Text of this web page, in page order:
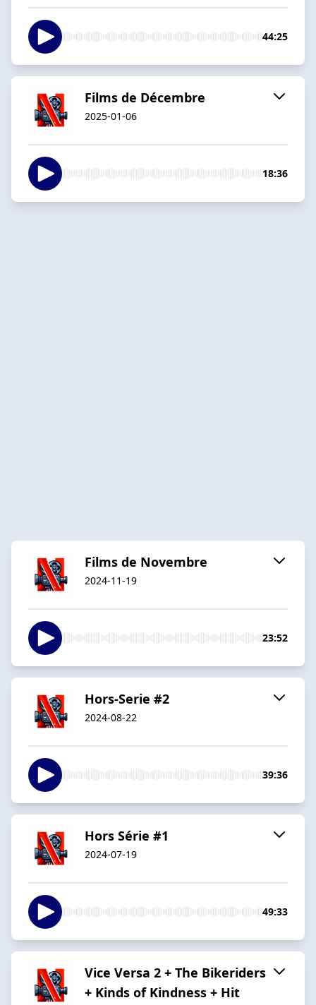
44:25
Films de Décembre
2025-01-06
18:36
Films de Novembre
2024-11-19
23:52
Hors-Serie #2
2024-08-22
39:36
Hors Série #1
2024-07-19
49:33
Vice Versa 2 + The Bikeriders
+ Kinds of Kindness + Hit